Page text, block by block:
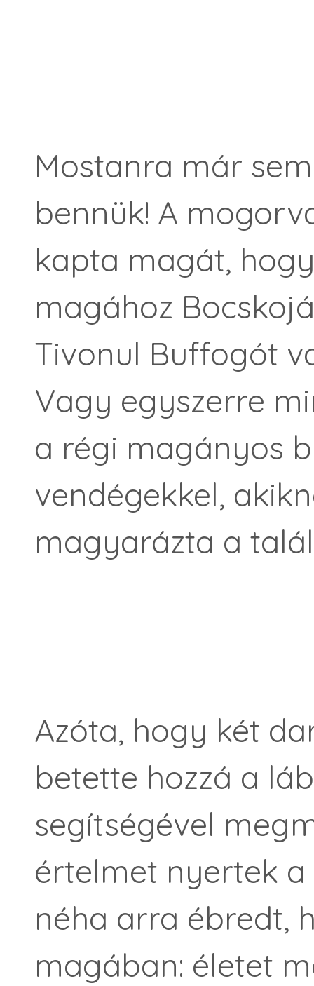
Mostanra már
bennük! A
kapta magát,
magához
Tivonul Buffogót
Vagy egyszerre
a régi magányos
vendégekkel,
magyarázta a
Azóta, hogy két
betette hozzá a
segítségével
értelmet nyertek
néha arra ébredt,
magában: életet